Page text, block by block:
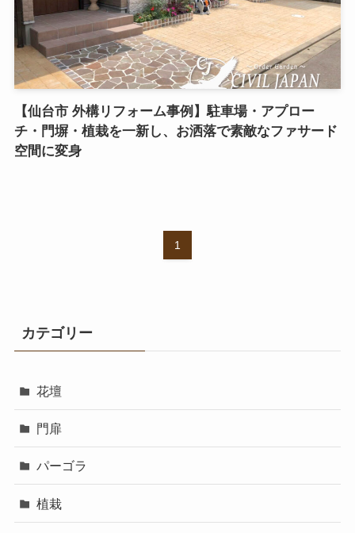
【仙台市 外構リフォーム事例】駐車場・アプロー
チ・門塀・植栽を一新し、お洒落で素敵なファサード
空間に変身
1
カテゴリー
花壇
門扉
パーゴラ
植栽